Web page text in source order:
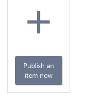
+
Publish an
item now